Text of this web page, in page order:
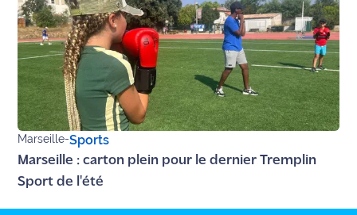
Marseille-Sports
Marseille : carton plein pour le dernier Tremplin
Sport de l'été